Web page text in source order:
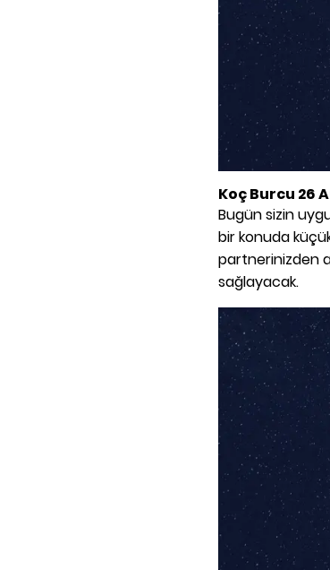
Koç Burcu 26
Bugün sizin
bir konuda
partnerinizden
sağlayacak.